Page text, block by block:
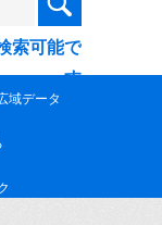
索可能で
す
域データ